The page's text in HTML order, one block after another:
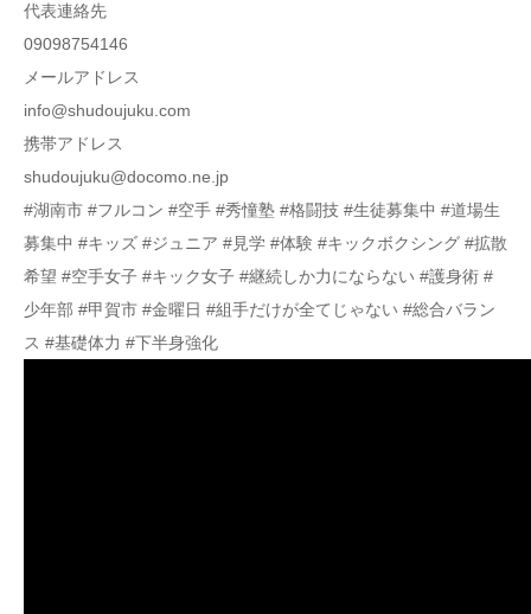
代表連絡先
09098754146
メールアドレス
info@shudoujuku.com
携帯アドレス
shudoujuku@docomo.ne.jp
#湖南市 #フルコン #空手 #秀憧塾 #格闘技 #生徒募集中 #道場生
募集中 #キッズ #ジュニア #見学 #体験 #キックボクシング #拡散
希望 #空手女子 #キック女子 #継続しか力にならない #護身術 #
少年部 #甲賀市 #金曜日 #組手だけが全てじゃない #総合バラン
ス #基礎体力 #下半身強化